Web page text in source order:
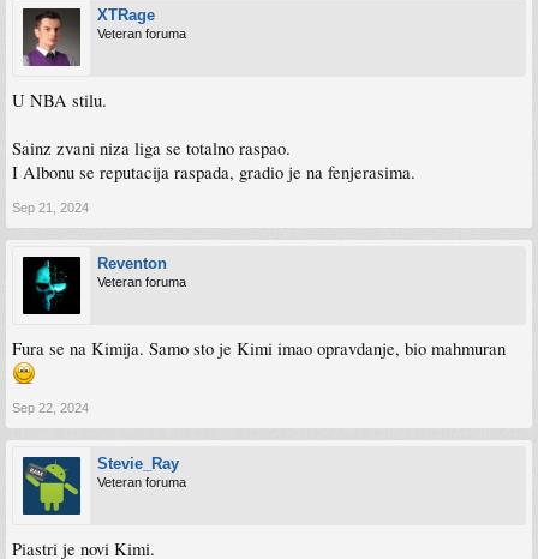
XTRage
Veteran foruma
U NBA stilu.
Sainz zvani niza liga se totalno raspao.
I Albonu se reputacija raspada, gradio je na fenjerasima.
Sep 21, 2024
Reventon
Veteran foruma
Fura se na Kimija. Samo sto je Kimi imao opravdanje, bio mahmuran
Sep 22, 2024
Stevie_Ray
Veteran foruma
Piastri je novi Kimi.